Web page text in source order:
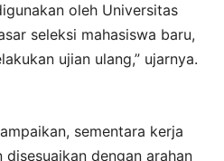
oleh Universitas
seleksi mahasiswa baru,
ujian ulang,” ujarnya.
sementara kerja
dengan arahan